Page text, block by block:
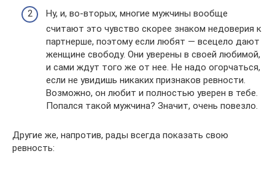
Ну, и, во-вторых, многие мужчины вообще
считают это чувство скорее знаком недоверия к
партнерше, поэтому если любят — всецело дают
женщине свободу. Они уверены в своей любимой,
и сами ждут того же от нее. Не надо огорчаться,
если не увидишь никаких признаков ревности.
Возможно, он любит и полностью уверен в тебе.
Попался такой мужчина? Значит, очень повезло.
Другие же, напротив, рады всегда показать свою
ревность: